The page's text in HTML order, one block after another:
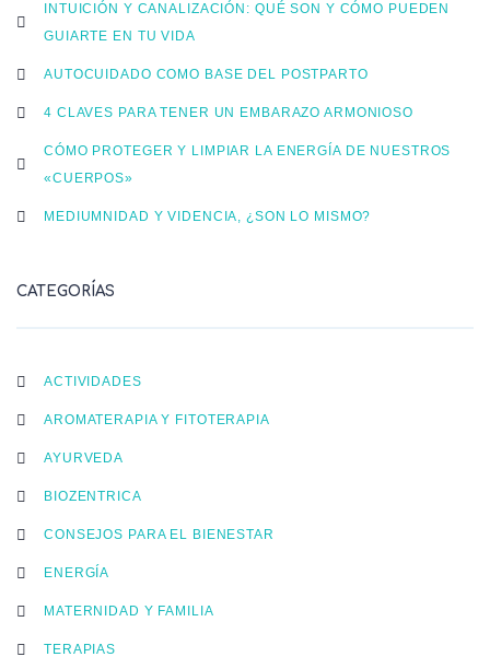
INTUICIÓN Y CANALIZACIÓN: QUÉ SON Y CÓMO PUEDEN
GUIARTE EN TU VIDA
AUTOCUIDADO COMO BASE DEL POSTPARTO
4 CLAVES PARA TENER UN EMBARAZO ARMONIOSO
CÓMO PROTEGER Y LIMPIAR LA ENERGÍA DE NUESTROS
«CUERPOS»
MEDIUMNIDAD Y VIDENCIA, ¿SON LO MISMO?
CATEGORÍAS
ACTIVIDADES
AROMATERAPIA Y FITOTERAPIA
AYURVEDA
BIOZENTRICA
CONSEJOS PARA EL BIENESTAR
ENERGÍA
MATERNIDAD Y FAMILIA
TERAPIAS